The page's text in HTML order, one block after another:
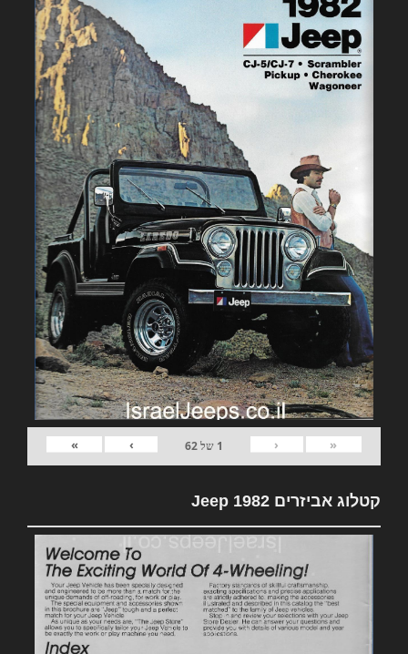
«
‹
1 של62
›
»
קטלוג אביזרים 1982 Jeep